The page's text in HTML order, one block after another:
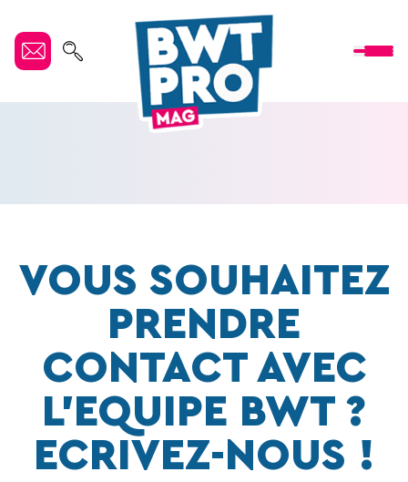
VOUS SOUHAITEZ
PRENDRE
CONTACT AVEC
L’EQUIPE BWT ?
ECRIVEZ-NOUS !